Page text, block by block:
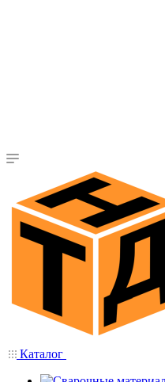
Каталог